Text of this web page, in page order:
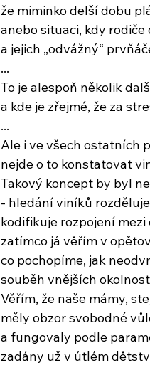
že miminko delší dobu
anebo situaci, kdy
a jejich „odvážný“
...
To je alespoň několik
a kde je zřejmé, že za
...
Ale i ve všech ostatních
nejde o to konstatovat
Takový koncept by byl
- hledání viníků
kodifikuje rozpojení
zatímco já věřím v
co pochopíme, jak
souběh vnějších
Věřím, že naše mámy,
měly obzor svobodné
a fungovaly podle
zadány už v útlém